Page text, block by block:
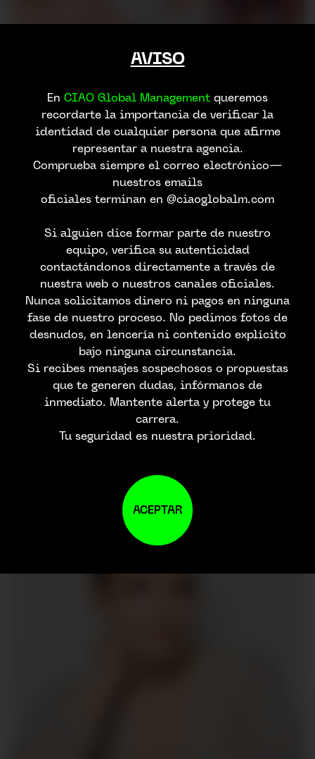
AVISO
En CIAO Global Management queremos
recordarte la importancia de verificar la
identidad de cualquier persona que afirme
representar a nuestra agencia.
Comprueba siempre el correo electrónico—
nuestros emails
oficiales terminan en @ciaoglobalm.com
Si alguien dice formar parte de nuestro
equipo, verifica su autenticidad
contactándonos directamente a través de
nuestra web o nuestros canales oficiales.
Nunca solicitamos dinero ni pagos en ninguna
fase de nuestro proceso. No pedimos fotos de
desnudos, en lencería ni contenido explícito
bajo ninguna circunstancia.
Si recibes mensajes sospechosos o propuestas
que te generen dudas, infórmanos de
inmediato. Mantente alerta y protege tu
carrera.
Tu seguridad es nuestra prioridad.
ACEPTAR